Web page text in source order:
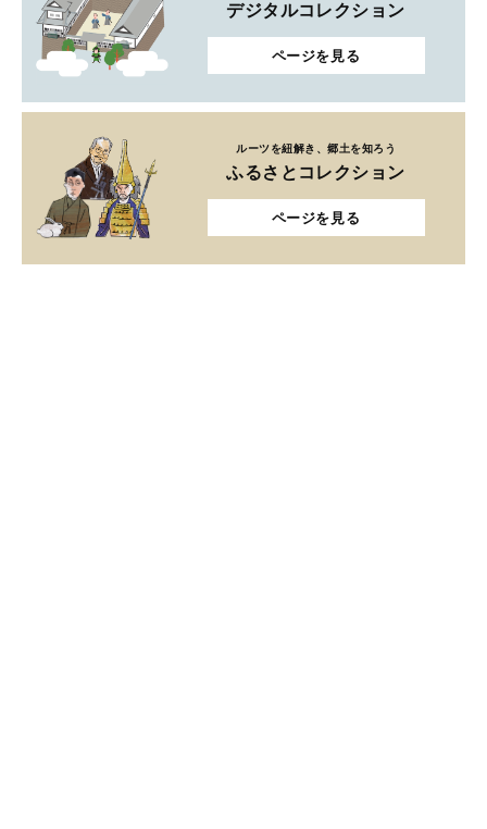
デジタルコレクション
ページを見る
ルーツを紐解き、郷土を知ろう
ふるさとコレクション
ページを見る